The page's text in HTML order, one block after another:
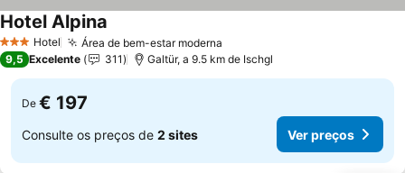
3 EstrelasHotel Área de bem-estar moderna
Hotel Alpina
9,5 Excelente 311 Galtür, a 9.5 km de Ischgl
De € 197
Consulte os preços de 2 sites Ver preços